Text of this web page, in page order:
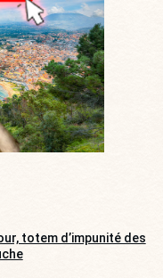
totem d’impunité des